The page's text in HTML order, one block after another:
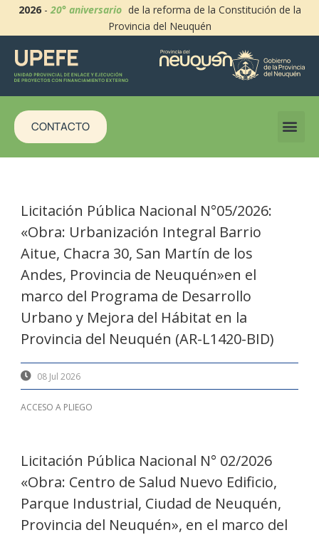
2026-20° aniversario de la reforma de la Constitución de la
Provincia del Neuquén
CONTACTO
Licitación Pública Nacional N°05/2026:
«Obra: Urbanización Integral Barrio
Aitue, Chacra 30, San Martín de los
Andes, Provincia de Neuquén»en el
marco del Programa de Desarrollo
Urbano y Mejora del Hábitat en la
Provincia del Neuquén (AR-L1420-BID)
08 Jul 2026
ACCESO A PLIEGO
Licitación Pública Nacional N° 02/2026
«Obra: Centro de Salud Nuevo Edificio,
Parque Industrial, Ciudad de Neuquén,
Provincia del Neuquén», en el marco del